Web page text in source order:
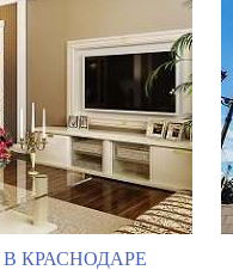
В КРАСНОДАРЕ